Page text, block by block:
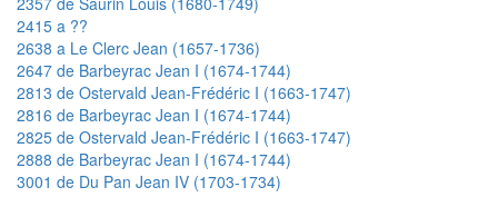
2415 a ??
2638 a Le Clerc Jean (1657-1736)
2647 de Barbeyrac Jean I (1674-1744)
2813 de Ostervald Jean-Frédéric I (1663-1747)
2816 de Barbeyrac Jean I (1674-1744)
2825 de Ostervald Jean-Frédéric I (1663-1747)
2888 de Barbeyrac Jean I (1674-1744)
3001 de Du Pan Jean IV (1703-1734)